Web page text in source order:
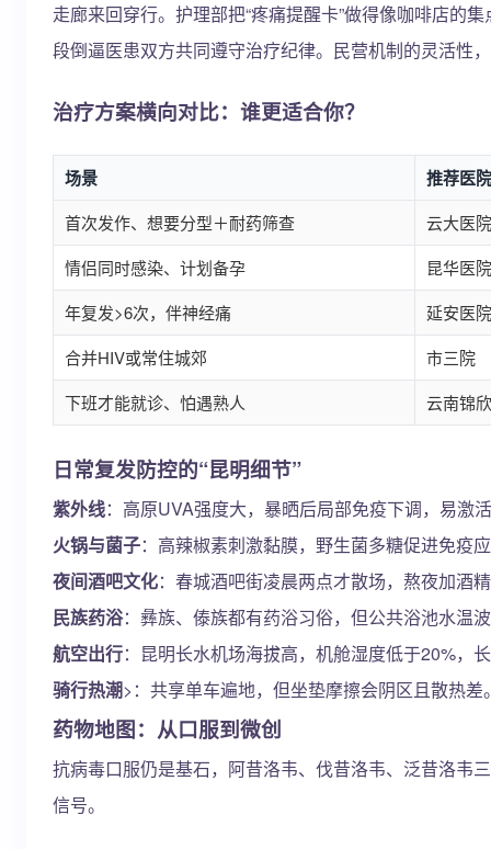
走廊来回穿行。护理部把“疼痛提醒卡”做得像咖啡店的
段倒逼医患双方共同遵守治疗纪律。民营机制的灵活性
治疗方案横向对比：谁更适合你？
场景 推荐医院
首次发作、想要分型＋耐药筛查
云大医院
情侣同时感染、计划备孕
昆华医院
年复发>6次，伴神经痛
延安医院
合并HIV或常住城郊
市三院
下班才能就诊、怕遇熟人
云南锦
日常复发防控的“昆明细节”
紫外线：高原UVA强度大，暴晒后局部免疫下调，易激
火锅与菌子：高辣椒素刺激黏膜，野生菌多糖促进免疫
夜间酒吧文化：春城酒吧街凌晨两点才散场，熬夜加
民族药浴：彝族、傣族都有药浴习俗，但公共浴池水温
航空出行：昆明长水机场海拔高，机舱湿度低于20%，
骑行热潮>：共享单车遍地，但坐垫摩擦会阴区且散热
药物地图：从口服到微创
抗病毒口服仍是基石，阿昔洛韦、伐昔洛韦、泛昔洛韦
信号。